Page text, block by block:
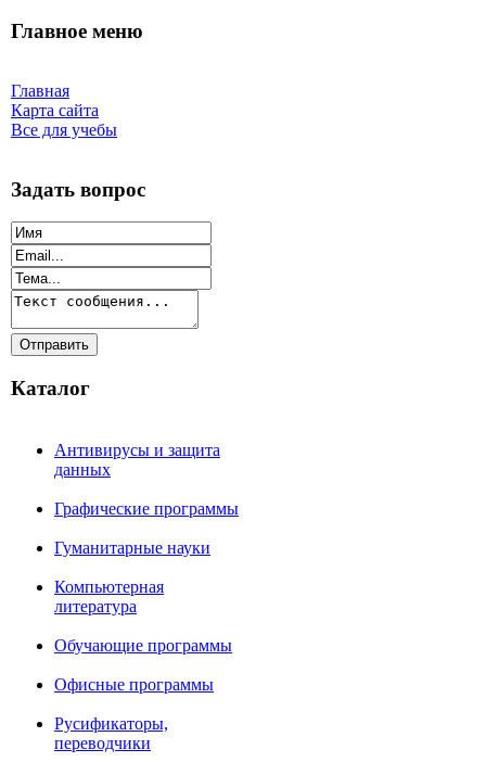
Главное меню
Главная
Карта сайта
Все для учебы
Задать вопрос
Каталог
Антивирусы и защита
данных
Графические программы
Гуманитарные науки
Компьютерная
литература
Обучающие программы
Офисные программы
Русификаторы,
переводчики